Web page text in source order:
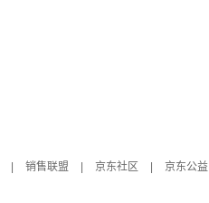
销售联盟 京东社区
京东公益